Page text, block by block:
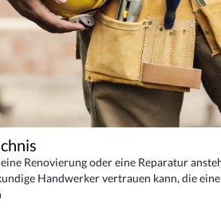
Renovierung oder eine Reparatur
Handwerker vertrauen kann, die